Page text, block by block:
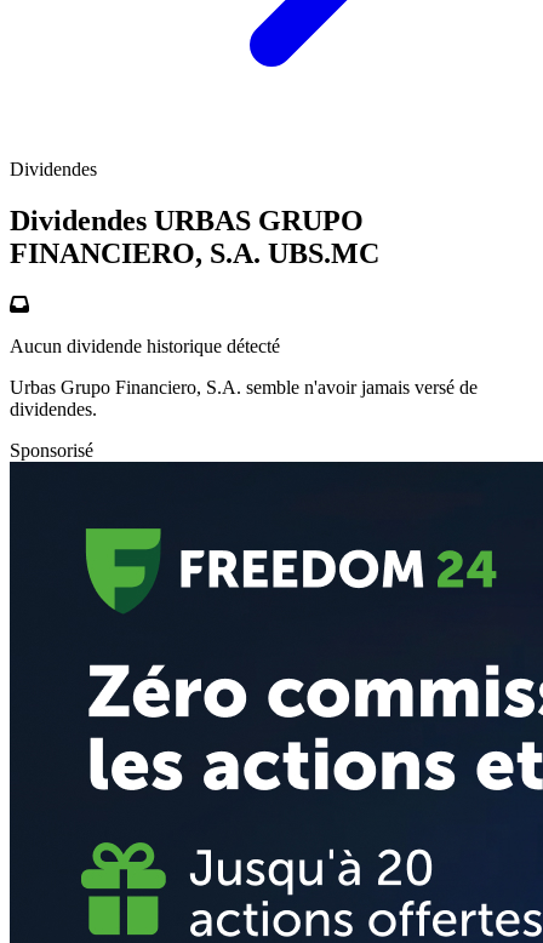
Dividendes
Dividendes URBAS GRUPO
FINANCIERO, S.A. UBS.MC
Aucun dividende historique détecté
Urbas Grupo Financiero, S.A. semble n'avoir jamais versé de
dividendes.
Sponsorisé